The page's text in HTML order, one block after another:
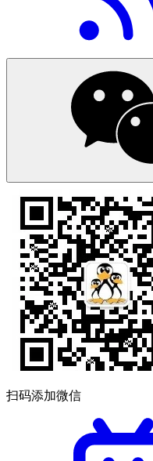
扫码添加微信